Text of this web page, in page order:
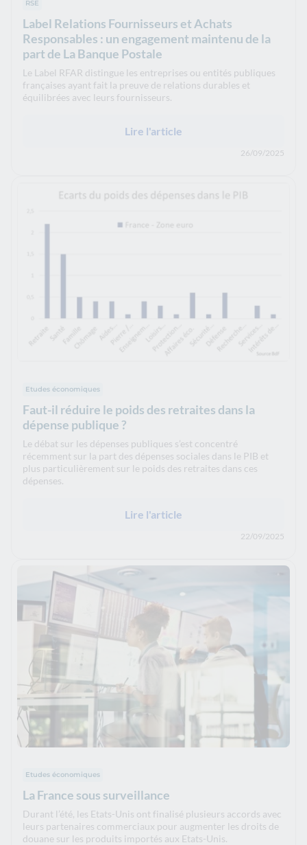
RSE
Label Relations Fournisseurs et Achats
Responsables : un engagement maintenu de la
part de La Banque Postale
Le Label RFAR distingue les entreprises ou entités publiques
françaises ayant fait la preuve de relations durables et
équilibrées avec leurs fournisseurs.
Lire l'article
26/09/2025
Etudes économiques
Faut-il réduire le poids des retraites dans la
dépense publique ?
Le débat sur les dépenses publiques s’est concentré
récemment sur la part des dépenses sociales dans le PIB et
plus particulièrement sur le poids des retraites dans ces
dépenses.
Lire l'article
22/09/2025
Etudes économiques
La France sous surveillance
Durant l’été, les Etats-Unis ont finalisé plusieurs accords avec
leurs partenaires commerciaux pour augmenter les droits de
douane sur les produits importés aux Etats-Unis.